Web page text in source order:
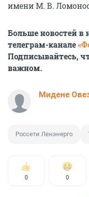
имени М. В.
Больше новостей
телеграм-канале
Подписывайтесь,
важном.
Мидене
Россети Ленэнерго
0 0